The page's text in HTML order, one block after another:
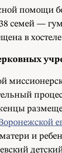
помощи
семей —
в
и